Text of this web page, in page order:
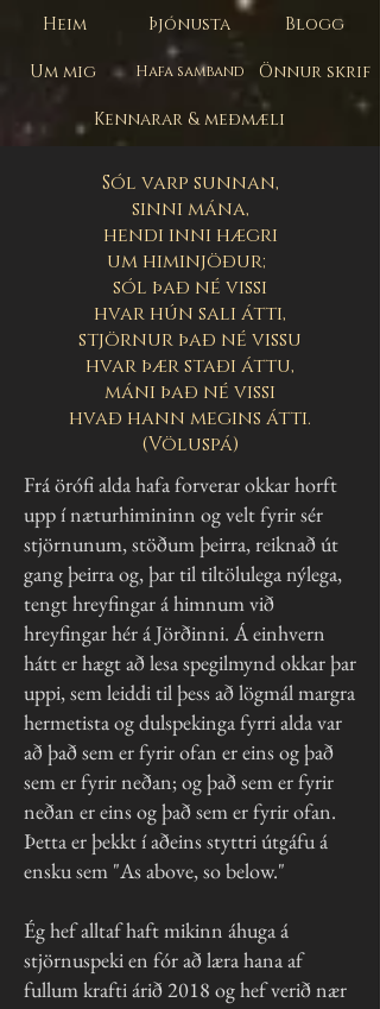
Heim
Um mig
Þjónusta Blogg
Hafa samband Önnur skrif
Kennarar & meðmæli
Sól varp sunnan,
sinni mána,
hendi inni hægri
um himinjöður;
sól það né vissi
hvar hún sali átti,
stjörnur það né vissu
hvar þær staði áttu,
máni það né vissi
hvað hann megins átti.
(Völuspá)
Frá örófi alda hafa forverar okkar horft
upp í næturhimininn og velt fyrir sér
stjörnunum, stöðum þeirra, reiknað út
gang þeirra og, þar til tiltölulega nýlega,
tengt hreyfingar á himnum við
hreyfingar hér á Jörðinni. Á einhvern
hátt er hægt að lesa spegilmynd okkar þar
uppi, sem leiddi til þess að lögmál margra
hermetista og dulspekinga fyrri alda var
að það sem er fyrir ofan er eins og það
sem er fyrir neðan; og það sem er fyrir
neðan er eins og það sem er fyrir ofan.
Þetta er þekkt í aðeins styttri útgáfu á
ensku sem "As above, so below."
Ég hef alltaf haft mikinn áhuga á
stjörnuspeki en fór að læra hana af
fullum krafti árið 2018 og hef verið nær